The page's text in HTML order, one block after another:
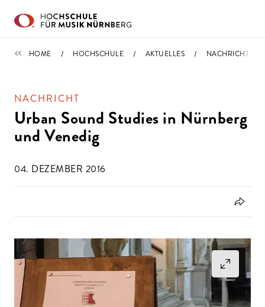
IMPORTIERT
HOME HOCHSCHULE AKTUELLES NACHRICHT
NACHRICHT
Urban Sound Studies in Nürnberg
und Venedig
04. DEZEMBER 2016